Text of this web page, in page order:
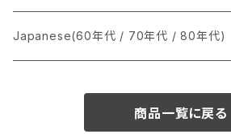
か行
CD
A
12インチ・シングル
シングル盤
Japanese(60年代 / 70年代 / 80年代)
商品一覧に戻る